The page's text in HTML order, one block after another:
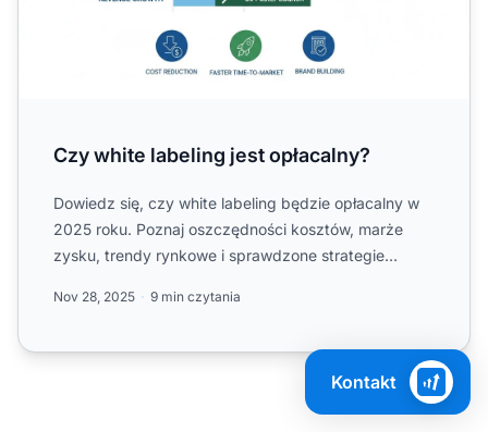
Czy white labeling jest opłacalny?
Dowiedz się, czy white labeling będzie opłacalny w
2025 roku. Poznaj oszczędności kosztów, marże
zysku, trendy rynkowe i sprawdzone strategie
Nov 28, 2025 9 min czytania
Kontakt